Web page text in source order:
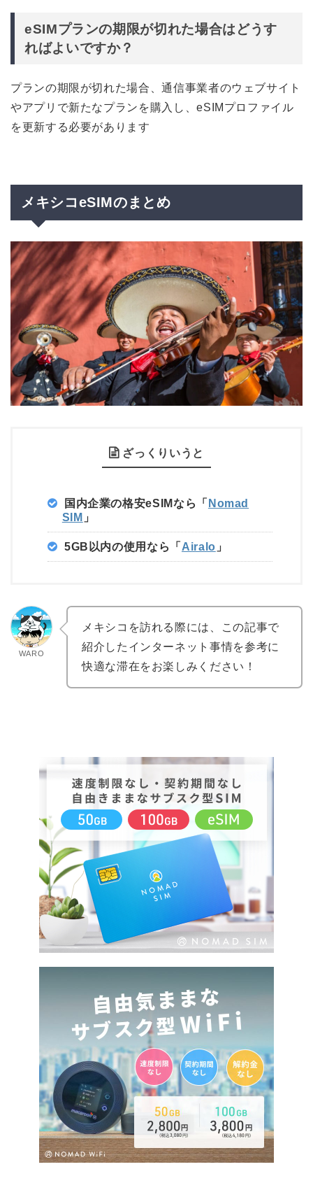
eSIMプランの期限が切れた場合はどうす
ればよいですか？
プランの期限が切れた場合、通信事業者のウェブサイト
やアプリで新たなプランを購入し、eSIMプロファイル
を更新する必要があります
メキシコeSIMのまとめ
ざっくりいうと
国内企業の格安eSIMなら「 Nomad
SIM 」
5GB以内の使用なら「 Airalo 」
WARO
メキシコを訪れる際には、この記事で
紹介したインターネット事情を参考に
快適な滞在をお楽しみください！